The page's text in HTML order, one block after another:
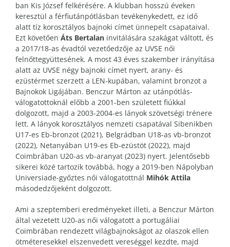
ban Kis József felkérésére. A klubban hosszú éveken
keresztül a férfiutánpótlásban tevékenykedett, ez idő
alatt tíz korosztályos bajnoki címet ünnepelt csapataival.
Ezt követően Áts Bertalan invitálására szakágat váltott, és
a 2017/18-as évadtól vezetőedzője az UVSE női
felnőttegyüttesének. A most 43 éves szakember irányítása
alatt az UVSE négy bajnoki címet nyert, arany- és
ezüstérmet szerzett a LEN-kupában, valamint bronzot a
Bajnokok Ligájában. Benczur Márton az utánpótlás-
válogatottoknál előbb a 2001-ben született fiúkkal
dolgozott, majd a 2003-2004-es lányok szövetségi trénere
lett. A lányok korosztályos nemzeti csapatával Sibenikben
U17-es Eb-bronzot (2021), Belgrádban U18-as vb-bronzot
(2022), Netanyában U19-es Eb-ezüstöt (2022), majd
Coimbrában U20-as vb-aranyat (2023) nyert. Jelentősebb
sikerei közé tartozik továbbá, hogy a 2019-ben Nápolyban
Universiade-győztes női válogatottnál Mihók Attila
másodedzőjeként dolgozott.
Ami a szeptemberi eredményeket illeti, a Benczur Márton
által vezetett U20-as női válogatott a portugáliai
Coimbrában rendezett világbajnokságot az olaszok ellen
ötméteresekkel elszenvedett vereséggel kezdte, majd